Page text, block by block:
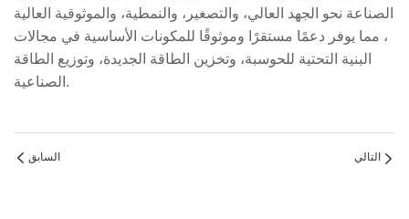
الصناعة نحو الجهد العالي، والتصغير، والنمطية، والموثوقية العالية
، مما يوفر دعمًا مستقرًا وموثوقًا للمكونات الأساسية في مجالات
البنية التحتية للحوسبة، وتخزين الطاقة الجديدة، وتوزيع الطاقة
الصناعية.
السابق التالي